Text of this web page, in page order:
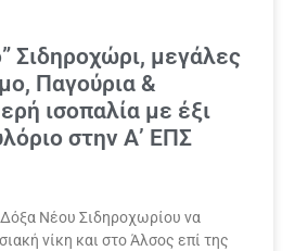
Σιδηροχώρι, μεγάλες
Παγούρια &
ισοπαλία με έξι
στην Α’ ΕΠΣ
Νέου Σιδηροχωρίου να
νίκη και στο Άλσος επί της